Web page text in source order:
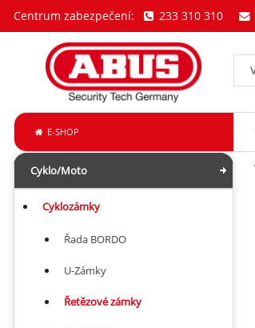
Cyklo/Moto
Cyklozámky
Řada BORDO
U-Zámky
Řetězové zámky
E-SHOP
Centrum zabezpečení: 233 310 310